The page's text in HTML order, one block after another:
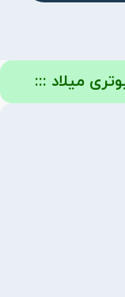
میلاد :::